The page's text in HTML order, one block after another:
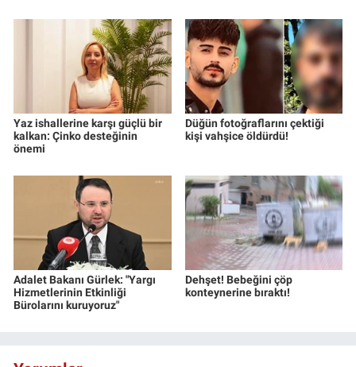
Yaz ishallerine karşı güçlü bir
kalkan: Çinko desteğinin
önemi
Düğün fotoğraflarını çektiği
kişi vahşice öldürdü!
Adalet Bakanı Gürlek: "Yargı
Hizmetlerinin Etkinliği
Bürolarını kuruyoruz"
Dehşet! Bebeğini çöp
konteynerine bıraktı!